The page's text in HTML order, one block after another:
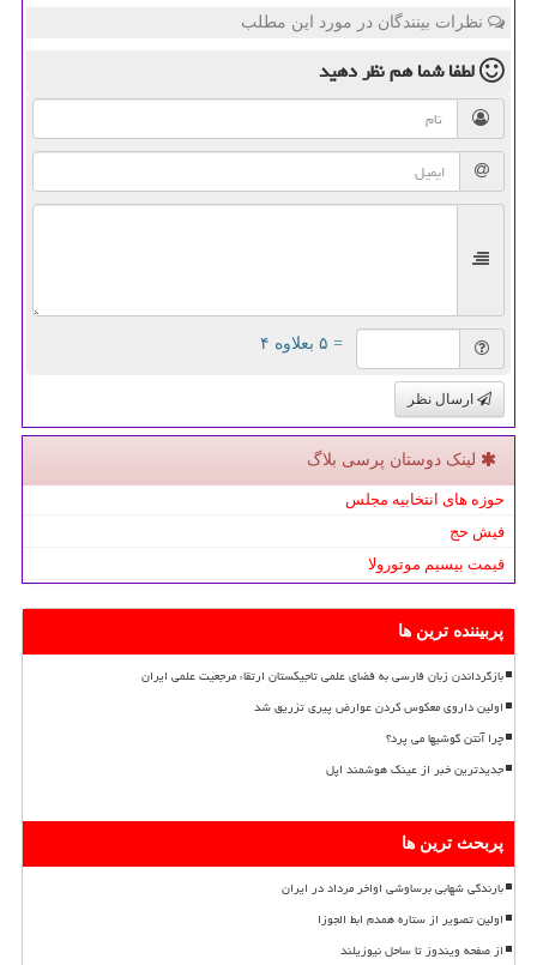
نظرات بینندگان در مورد این مطلب
لطفا شما همنظر دهید
= ۵ بعلاوه ۴
ارسال نظر
لینک دوستان پرسی بلاگ
حوزه های انتخابیه مجلس
فیش حج
قیمت بیسیم موتورولا
پربیننده ترین ها
بازگرداندن زبان فارسی به فضای علمی تاجیکستان ارتقاء مرجعیت علمی ایران
اولین داروی معکوس کردن عوارض پیری تزریق شد
چرا آنتن گوشیها می پرد؟
جدیدترین خبر از عینک هوشمند اپل
پربحث ترین ها
بارندگی شهابی برساوشی اواخر مرداد در ایران
اولین تصویر از ستاره همدم ابط الجوزا
از صفحه ویندوز تا ساحل نیوزیلند